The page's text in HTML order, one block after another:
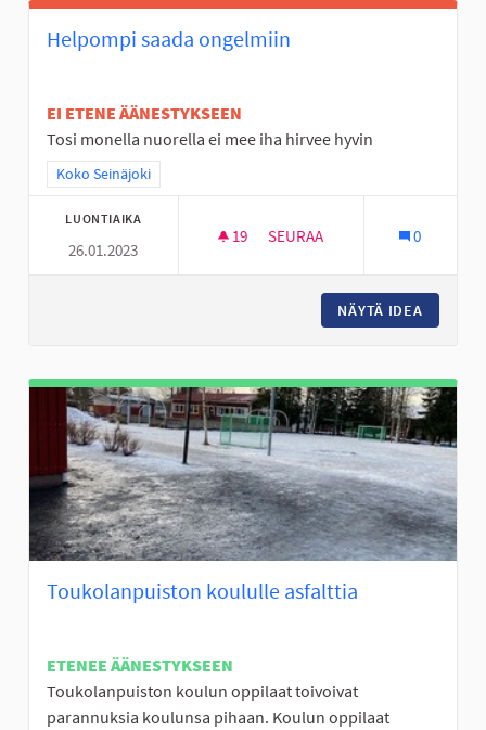
Helpompi saada ongelmiin
EI ETENE ÄÄNESTYKSEEN
Tosi monella nuorella ei mee iha hirvee hyvin
Rajaa tulokset teeman mukaan: Koko Seinäjoki
Koko Seinäjoki
LUONTIAIKA
26.01.2023
19 19 SEURAAJAA
SEURAA 0
NÄYTÄ IDEA
Toukolanpuiston koululle asfalttia
ETENEE ÄÄNESTYKSEEN
Toukolanpuiston koulun oppilaat toivoivat
parannuksia koulunsa pihaan. Koulun oppilaat